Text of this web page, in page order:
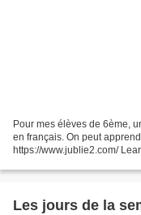
Pour mes élèves de 6ème,
en français. On peut
https://www.jublie2.com/
Les jours de la